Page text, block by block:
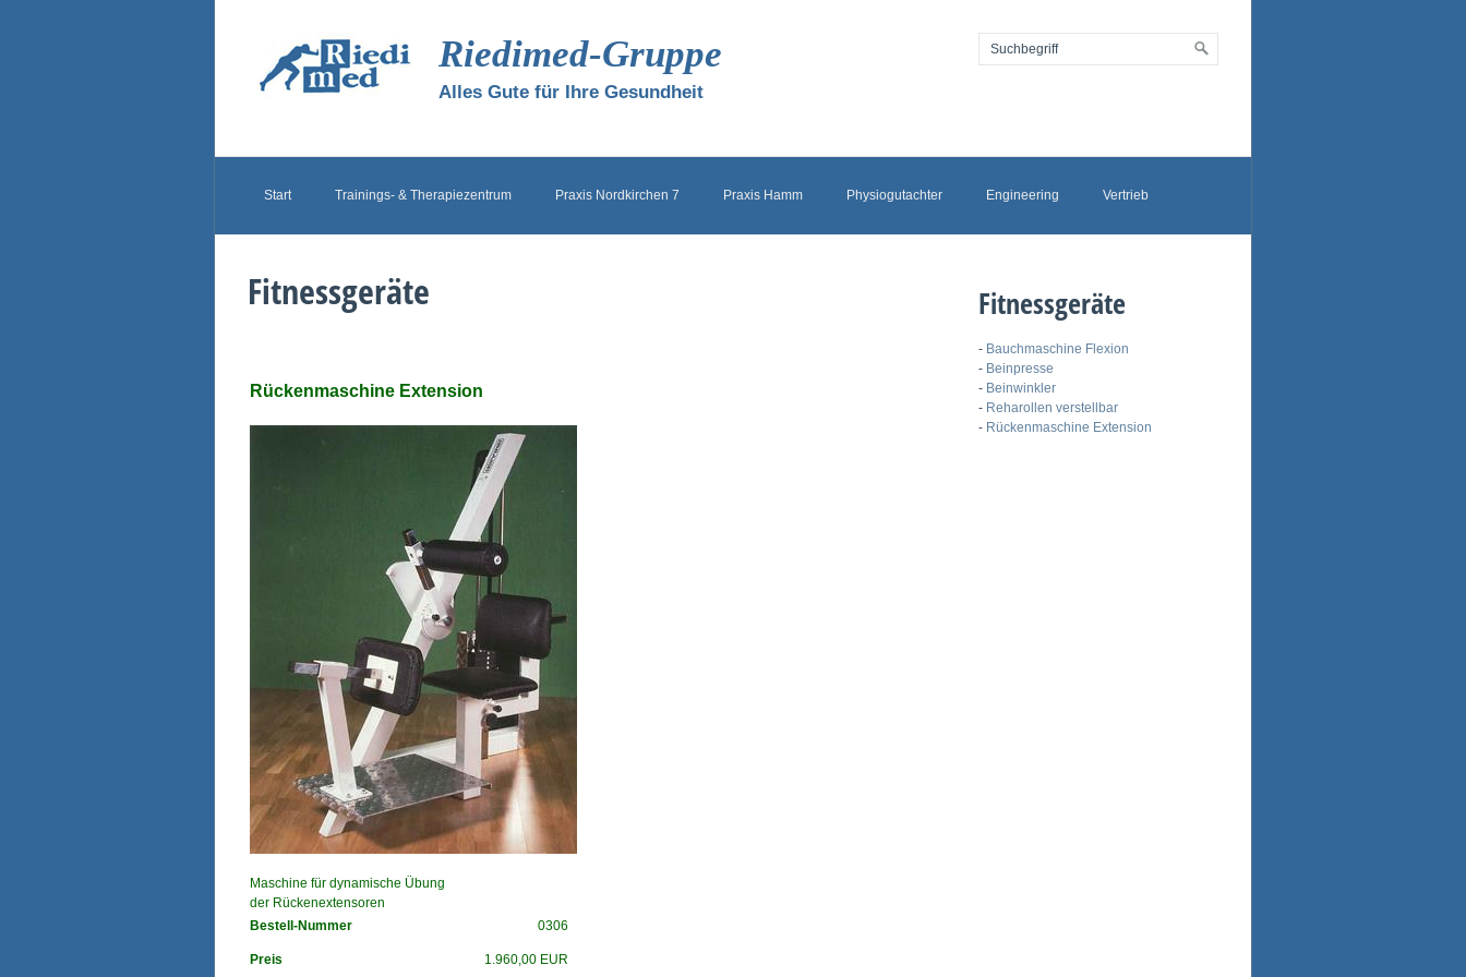
Riedimed-Gruppe
Alles Gute für Ihre Gesundheit
Start Trainings- & Therapiezentrum Praxis Nordkirchen 7 Praxis Hamm Physiogutachter Engineering Vertrieb
Fitnessgeräte
Rückenmaschine Extension
Maschine für dynamische Übung
der Rückenextensoren
Bestell-Nummer
0306
Preis 1.960,00 EUR
Fitnessgeräte
- Bauchmaschine Flexion
- Beinpresse
- Beinwinkler
- Reharollen verstellbar
- Rückenmaschine Extension